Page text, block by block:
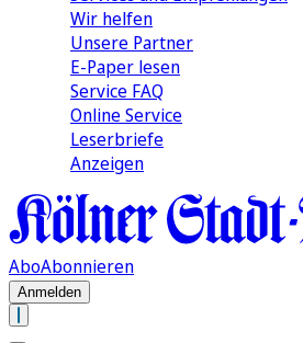
Wir helfen
Unsere Partner
E-Paper lesen
Service FAQ
Online Service
Leserbriefe
Anzeigen
AboAbonnieren
Anmelden